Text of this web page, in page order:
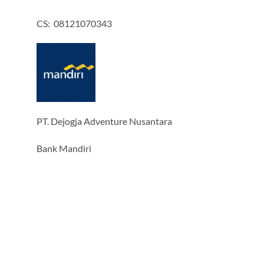
CS: 08121070343
PT. Dejogja Adventure Nusantara
Bank Mandiri